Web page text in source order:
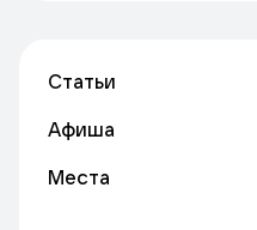
Статьи
Афиша
Места